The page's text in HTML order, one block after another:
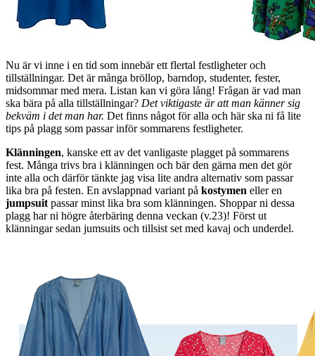
Nu är vi inne i en tid som innebär ett flertal festligheter och
tillställningar. Det är många bröllop, barndop, studenter, fester,
midsommar med mera. Listan kan vi göra lång! Frågan är vad man
ska bära på alla tillställningar? Det viktigaste är att man känner sig
bekväm i det man har. Det finns något för alla och här ska ni få lite
tips på plagg som passar inför sommarens festligheter.
Klänningen, kanske ett av det vanligaste plagget på sommarens
fest. Många trivs bra i klänningen och bär den gärna men det gör
inte alla och därför tänkte jag visa lite andra alternativ som passar
lika bra på festen. En avslappnad variant på kostymen eller en
jumpsuitpassar minst lika bra som klänningen. Shoppar ni dessa
plagg har ni högre återbäring denna veckan (v.23)! Först ut
klänningar sedan jumsuits och tillsist set med kavaj och underdel.